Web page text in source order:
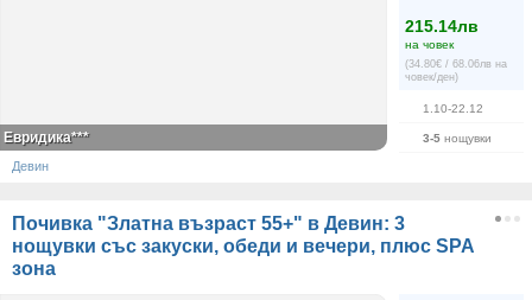
215.14лв
на човек
(34.80€ / 68.06лв на
човек/ден)
1.10-22.12
3-5 нощувки
Евридика***
Девин
Почивка "Златна възраст 55+" в Девин: 3
нощувки със закуски, обеди и вечери, плюс SPA
зона